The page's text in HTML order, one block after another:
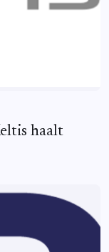
haalt